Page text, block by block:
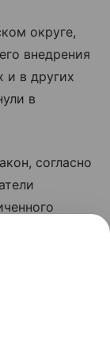
округе,
внедрения
и в других
в
согласно
в районах